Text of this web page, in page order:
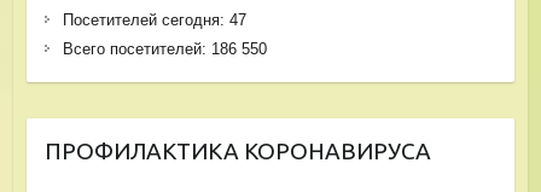
Посетителей сегодня: 47
Всего посетителей: 186 550
ПРОФИЛАКТИКА КОРОНАВИРУСА